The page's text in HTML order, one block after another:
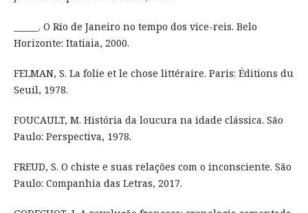
______. O Rio de Janeiro no tempo dos vice-reis. Belo
Horizonte: Itatiaia, 2000.
FELMAN, S. La folie et le chose littéraire. Paris: Éditions du
Seuil, 1978.
FOUCAULT, M. História da loucura na idade clássica. São
Paulo: Perspectiva, 1978.
FREUD, S. O chiste e suas relações com o inconsciente. São
Paulo: Companhia das Letras, 2017.